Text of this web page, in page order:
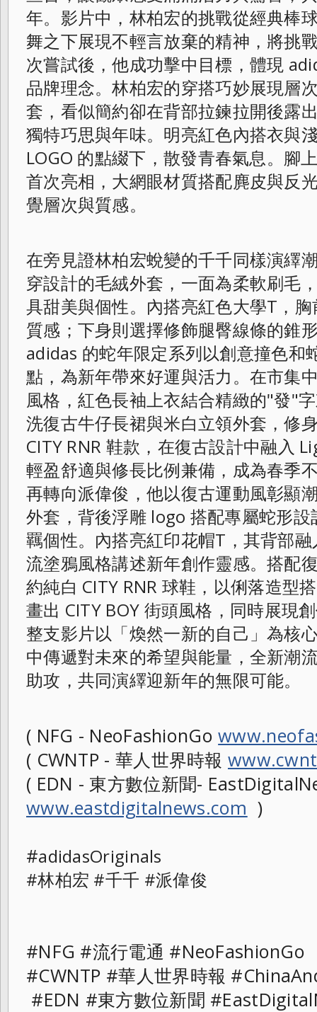
年。影片中，林柏宏的挑戰從經典棒
舞之下展現不輕言放棄的精神，將挑
次嘗試後，他成功擊中目標，體現
品牌理念。林柏宏的穿搭巧妙展現層
套，看似簡約卻在背部拉鍊拉開後露
獨特巧思與年味。明亮紅色內搭衣與
LOGO 的點綴下，散發青春氣息。腳
首次亮相，大網眼材質搭配麂皮與反
覺層次與質感。
在旁見證林柏宏蛻變的千千同樣演繹
穿設計的毛絨外套，一面為柔軟刷毛
具甜美與個性。內搭亮紅色大學T，
質感；下身則選擇修飾腿臀線條的錐
adidas 的蛇年限定系列以創意撞色和
點，為新年帶來好運與活力。在市集
風格，紅色長袖上衣結合精緻的"發"
洗復古牛仔長裙與米白立領外套，修
CITY RNR 鞋款，在復古設計中融入
輕盈舒適與修長比例兼備，成為春季
再轉向派偉俊，他以復古運動風彰顯
外套，背後浮雕 logo 搭配專屬蛇形
羈個性。內搭亮紅印花帽T，其背部
流塗鴉風格講述新年創作靈感。搭配
約純白 CITY RNR 球鞋，以俐落造型
畫出 CITY BOY 街頭風格，同時展現
整支影片以「煥然一新的自己」為核
中傳遞對未來的希望與能量，全新潮
助攻，共同演繹迎新年的無限可能。
( NFG - NeoFashionGo
( CWNTP - 華人世界時報
( EDN - 東方數位新聞-
www.eastdigitalnews.com )
#adidasOriginals
#林柏宏 #千千 #派偉俊
#NFG #流行電通 #NeoFashionGo
#CWNTP #華人世界時報
#EDN #東方數位新聞